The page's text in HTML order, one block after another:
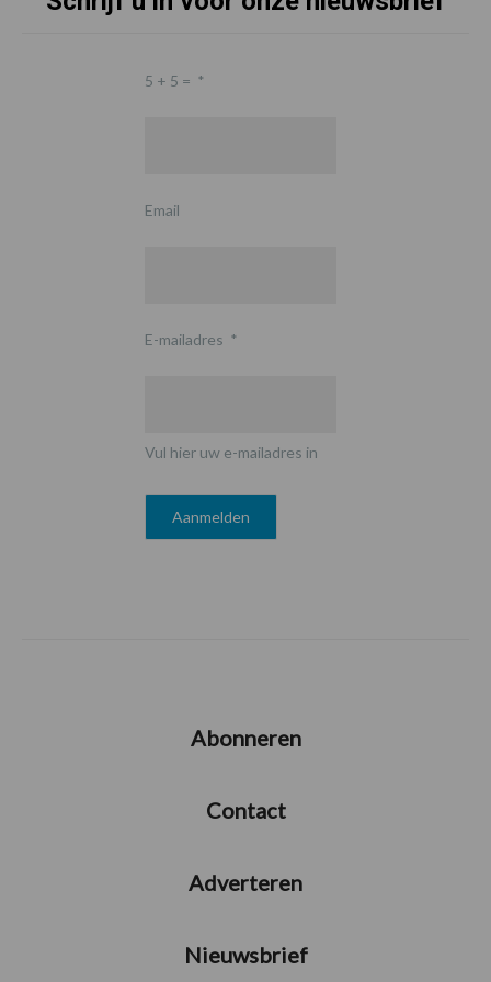
5 + 5 = *
Email
E-mailadres *
Vul hier uw e-mailadres in
Abonneren
Contact
Adverteren
Nieuwsbrief